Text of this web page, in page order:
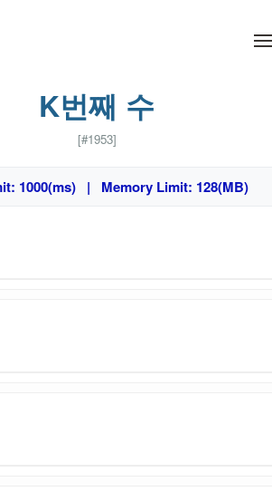
K번째 수
[#1953]
1000(ms) | Memory Limit: 128(MB)